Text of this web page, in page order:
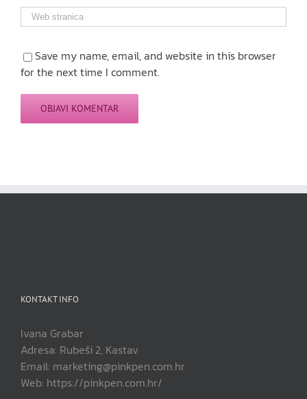
Save my name, email, and website in this browser
for the next time I comment.
KONTAKT INFO
Ivana Grabar
Adresa: Rubeši 2, Kastav
Email: marketing@pinkpen.com.hr
Web: https://pinkpen.com.hr/